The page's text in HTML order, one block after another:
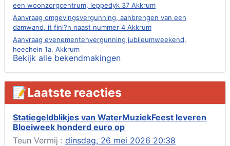
een woonzorgcentrum, leppedyk 37 Akkrum
Aanvraag omgevingsvergunning, aanbrengen van een
damwand, it finl?n naast nummer 4 Akkrum
Aanvraag evenementenvergunning jubileumweekend,
heechein 1a, Akkrum
Verlening omgevingsvergunning, tijdelijk gebruik openbare
ruimte 02-10 t/m 02-11-2026, sitadel voor nr 6 te Akkrum
Aanvraag omgevingsvergunning, tijdelijk gebruik openbare
ruimte 02-10 t/m 02-11-2026, sitadel voor nr 6 te Akkrum
Verlenging beslistermijn aanvraag omgevingsvergunning,
heechein 28, 8491 em Akkrum
Aanvraag omgevingsvergunning, veranderen van een woning
(voordeur en dakkapel), boarnsterdyk 75 Akkrum
Bekijk alle bekendmakingen
📝Laatste reacties
Statiegeldblikjes van WaterMuziekFeest leveren
Bloeiweek honderd euro op
Teun Vermij : dinsdag, 26 mei 2026 20:38